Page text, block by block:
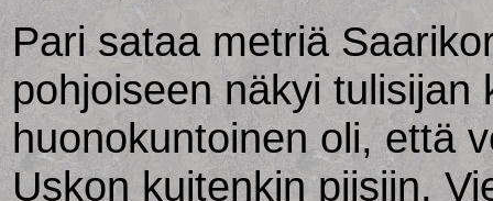
Pari sataa metriä
pohjoiseen näkyi tulisijan
huonokuntoinen oli, että
Uskon kuitenkin piisiin.